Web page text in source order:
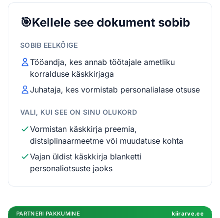
🎯Kellele see dokument sobib
SOBIB EELKÕIGE
Tööandja, kes annab töötajale ametliku
korralduse käskkirjaga
Juhataja, kes vormistab personalialase otsuse
VALI, KUI SEE ON SINU OLUKORD
Vormistan käskkirja preemia,
distsiplinaarmeetme või muudatuse kohta
Vajan üldist käskkirja blanketti
personaliotsuste jaoks
PARTNERI PAKKUMINE kiirarve.ee